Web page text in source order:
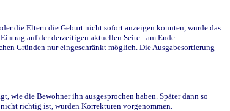
die Eltern die Geburt nicht sofort anzeigen konnten, wurde das
auf der derzeitigen aktuellen Seite - am Ende -
Gründen nur eingeschränkt möglich. Die Ausgabesortierung
wie die Bewohner ihn ausgesprochen haben. Später dann so
richtig ist, wurden Korrekturen vorgenommen.